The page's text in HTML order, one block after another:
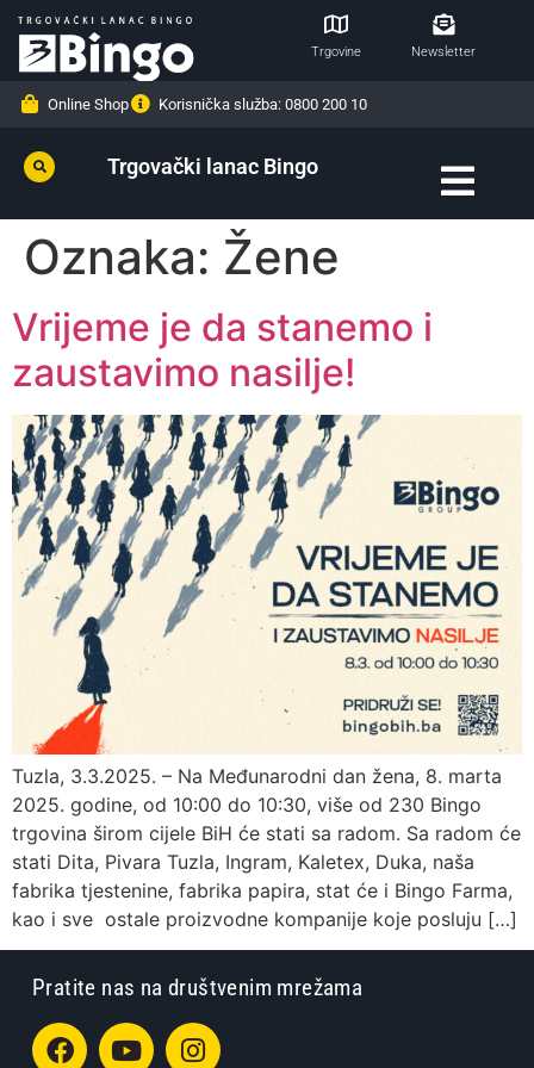
Trgovine Newsletter
Online Shop Korisnička služba: 0800 200 10
Trgovački lanac Bingo
Oznaka: Žene
Vrijeme je da stanemo i
zaustavimo nasilje!
Tuzla, 3.3.2025. – Na Međunarodni dan žena, 8. marta
2025. godine, od 10:00 do 10:30, više od 230 Bingo
trgovina širom cijele BiH će stati sa radom. Sa radom će
stati Dita, Pivara Tuzla, Ingram, Kaletex, Duka, naša
fabrika tjestenine, fabrika papira, stat će i Bingo Farma,
kao i sve ostale proizvodne kompanije koje posluju […]
Pratite nas na društvenim mrežama